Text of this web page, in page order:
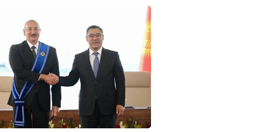
layihəsi ilə bağlı AÇIQLAMA
04.08.2026
Müharibə Rusiyanın belini
bükür
04.08.2026 4001